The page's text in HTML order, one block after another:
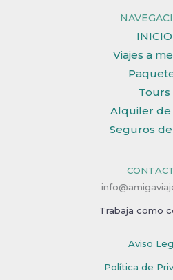
INICIO
Viajes a
Tours
Alquiler de
Seguros de
Trabaja como
Aviso
Política de